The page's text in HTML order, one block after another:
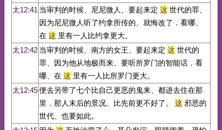
太12:41 当审判的时候、尼尼微人、要起来定 这世代的罪、
因为尼尼微人听了约拿所传的、就悔改了．看哪、
在 这里有一人比约拿更大。
太12:42 当审判的时候、南方的女王、要起来定 这世代的
罪、因为他从地极而来、要听所罗门的智能话．看
哪、在 这里有一人比所罗门更大。
太12:45便去另带了七个比自己更恶的鬼来、都进去住在那
里．那人末后的景况、比先前更不好了。
这邪恶的
世代、也要如此。